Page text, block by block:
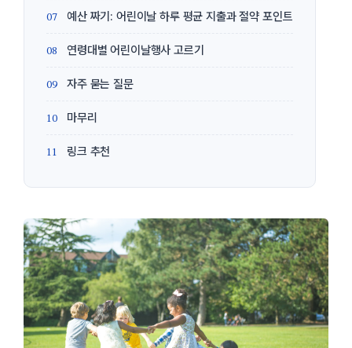
예산 짜기: 어린이날 하루 평균 지출과 절약 포인트
연령대별 어린이날행사 고르기
자주 묻는 질문
마무리
링크 추천